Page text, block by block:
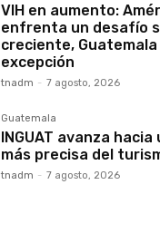
VIH en aumento:
enfrenta un desafío
creciente, Guatemala
excepción
tnadm - 7 agosto, 2026
Guatemala
INGUAT avanza hacia
más precisa del
tnadm - 7 agosto, 2026